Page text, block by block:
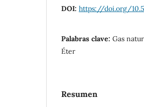
DOI: https://doi.org/
Palabras clave: Gas
Éter
Resumen